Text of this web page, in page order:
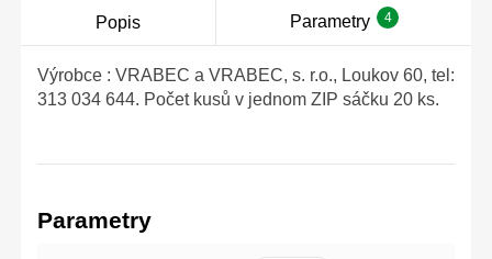
Popis Parametry 4
Výrobce : VRABEC a VRABEC, s. r.o., Loukov 60, tel:
313 034 644. Počet kusů v jednom ZIP sáčku 20 ks.
Parametry